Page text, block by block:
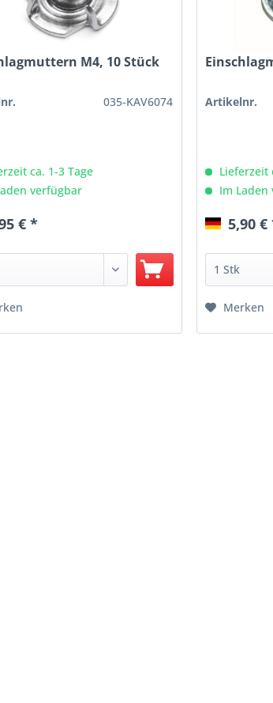
M4, 10 Stück
035-KAV6074
ca. 1-3 Tage
verfügbar
€ *
Artikelnr.
Lieferzeit
Im
5,90 €
Merken